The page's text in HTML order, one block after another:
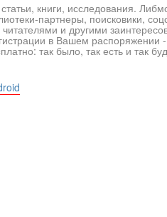
книги, исследования.
партнеры, поисковики,
и другими
в Вашем распоряжении
так было, так есть и так